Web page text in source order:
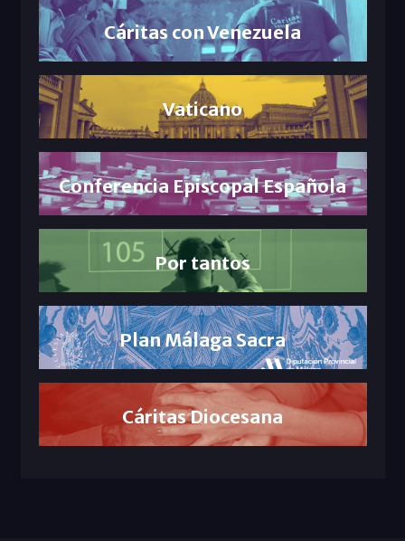
Cáritas con Venezuela
Vaticano
Conferencia Episcopal Española
Por tantos
Plan Málaga Sacra
Cáritas Diocesana